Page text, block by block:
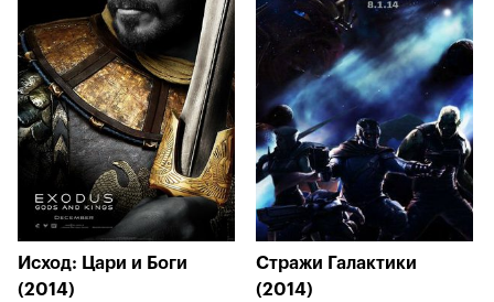
Исход: Цари и Боги
(2014)
Стражи Галактики
(2014)